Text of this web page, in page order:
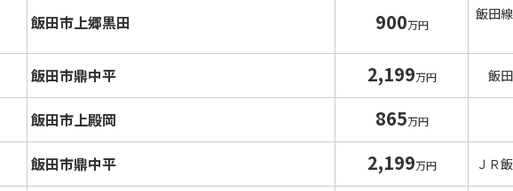
飯田市上郷黒田 900万円
飯田
飯田市鼎中平 2,199万円 飯
飯田市上殿岡 865万円
飯田市鼎中平 2,199万円 ＪＲ